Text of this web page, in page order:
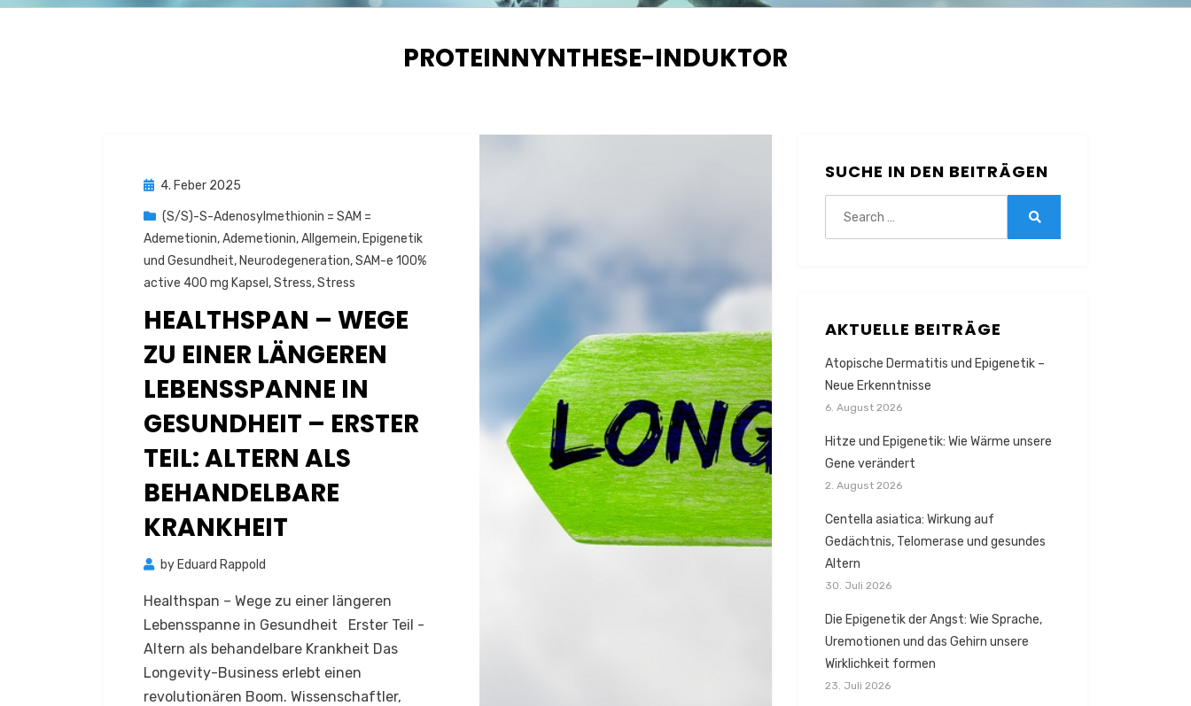
SCHLAGWORT
:
PROTEINNYNTHESE-INDUKTOR
Posted
4. Feber 2025
(S/S)-S-Adenosylmethionin = SAM =
Ademetionin,Ademetionin,Allgemein, Epigenetik
und Gesundheit, Neurodegeneration,SAM-e 100%
active 400 mg Kapsel ,Stress,Stress
HEALTHSPAN – WEGE
ZU EINER LÄNGEREN
LEBENSSPANNE IN
GESUNDHEIT – ERSTER
TEIL: ALTERN ALS
BEHANDELBARE
KRANKHEIT
by Eduard Rappold
Healthspan – Wege zu einer längeren
Lebensspanne in Gesundheit Erster Teil -
Altern als behandelbare Krankheit Das
Longevity-Business erlebt einen
revolutionären Boom. Wissenschaftler,
SUCHE IN DEN BEITRÄGEN
AKTUELLE BEITRÄGE
Atopische Dermatitis und Epigenetik –
Neue Erkenntnisse
6. August 2026
Hitze und Epigenetik: Wie Wärme unsere
Gene verändert
2. August 2026
Centella asiatica: Wirkung auf
Gedächtnis, Telomerase und gesundes
Altern
30. Juli 2026
Die Epigenetik der Angst: Wie Sprache,
Uremotionen und das Gehirn unsere
Wirklichkeit formen
23. Juli 2026